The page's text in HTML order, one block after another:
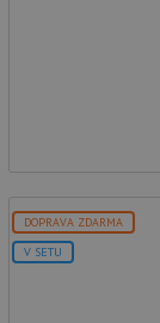
DOPRAVA ZDARMA
V SETU